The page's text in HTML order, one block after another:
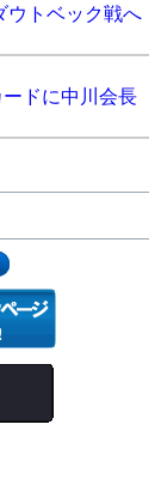
ウトベック戦へ
ドに中川会長